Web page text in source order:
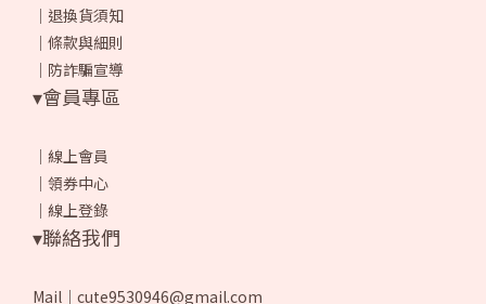
｜ 退換貨須知
｜ 條款與細則
｜ 防詐騙宣導
▾會員專區
｜ 線上會員
｜ 領券中心
｜ 線上登錄
▾聯絡我們
Mail｜cute9530946@gmail.com